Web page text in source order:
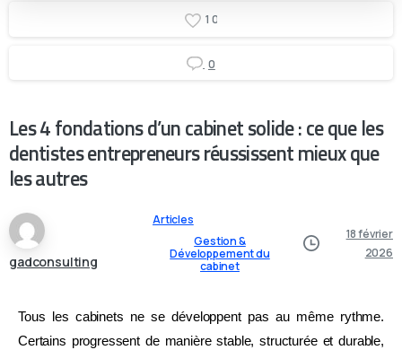
1 0
0
Les 4 fondations d’un cabinet solide : ce que les
dentistes entrepreneurs réussissent mieux que
les autres
gadconsulting
Articles
Gestion &
Développement du
cabinet
18 février
2026
Tous les cabinets ne se développent pas au même rythme.
Certains progressent de manière stable, structurée et durable,